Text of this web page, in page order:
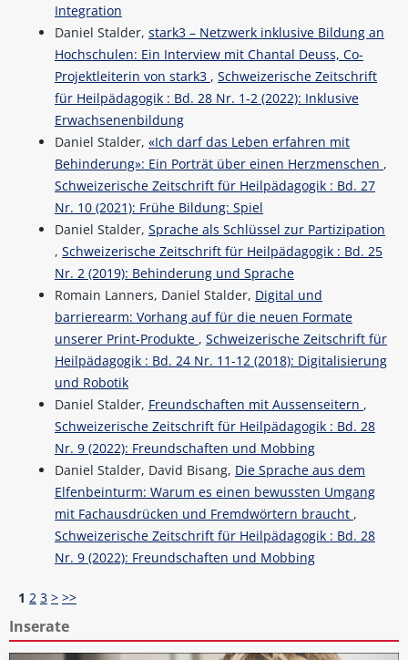
Integration
Daniel Stalder, stark3 – Netzwerk inklusive Bildung an
Hochschulen: Ein Interview mit Chantal Deuss, Co-
Projektleiterin von stark3 , Schweizerische Zeitschrift
für Heilpädagogik : Bd. 28 Nr. 1-2 (2022): Inklusive
Erwachsenenbildung
Daniel Stalder, «Ich darf das Leben erfahren mit
Behinderung»: Ein Porträt über einen Herzmenschen ,
Schweizerische Zeitschrift für Heilpädagogik : Bd. 27
Nr. 10 (2021): Frühe Bildung: Spiel
Daniel Stalder, Sprache als Schlüssel zur Partizipation
, Schweizerische Zeitschrift für Heilpädagogik : Bd. 25
Nr. 2 (2019): Behinderung und Sprache
Romain Lanners, Daniel Stalder, Digital und
barrierearm: Vorhang auf für die neuen Formate
unserer Print-Produkte , Schweizerische Zeitschrift für
Heilpädagogik : Bd. 24 Nr. 11-12 (2018): Digitalisierung
und Robotik
Daniel Stalder, Freundschaften mit Aussenseitern ,
Schweizerische Zeitschrift für Heilpädagogik : Bd. 28
Nr. 9 (2022): Freundschaften und Mobbing
Daniel Stalder, David Bisang, Die Sprache aus dem
Elfenbeinturm: Warum es einen bewussten Umgang
mit Fachausdrücken und Fremdwörtern braucht ,
Schweizerische Zeitschrift für Heilpädagogik : Bd. 28
Nr. 9 (2022): Freundschaften und Mobbing
1 2 3 > >>
Inserate